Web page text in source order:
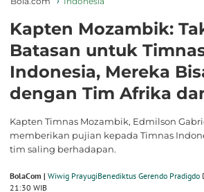
Kapten Mozambik:
Batasan untuk
Indonesia, Mereka
dengan Tim Afrika
Kapten Timnas Mozambik, Edmilson
memberikan pujian kepada Timnas
tim saling berhadapan.
BolaCom | Wiwig PrayugiBenediktus Gerendo Pradigdo
21:30 WIB